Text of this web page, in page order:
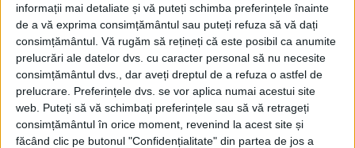
informații mai detaliate și vă puteți schimba preferințele înainte
de a vă exprima consimțământul sau puteți refuza să vă dați
consimțământul. Vă rugăm să rețineți că este posibil ca anumite
prelucrări ale datelor dvs. cu caracter personal să nu necesite
consimțământul dvs., dar aveți dreptul de a refuza o astfel de
prelucrare. Preferințele dvs. se vor aplica numai acestui site
web. Puteți să vă schimbați preferințele sau să vă retrageți
consimțământul în orice moment, revenind la acest site și
făcând clic pe butonul "Confidențialitate" din partea de jos a
ARTICOLE ONLINE
Aderarea Suediei și Finlandei la NATO ar aduce un
important avantaj în ceea ce privește puterea de foc a
alianței
Suedia și Finlanda se pregătesc să adere la NATO, ceea ce ar
pune capăt unor decenii...